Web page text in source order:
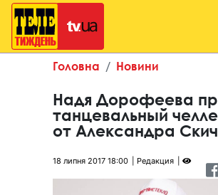
Головна Новини
Надя Дорофеева
танцевальный
от Александра
18 липня 2017 18:00 Редакция